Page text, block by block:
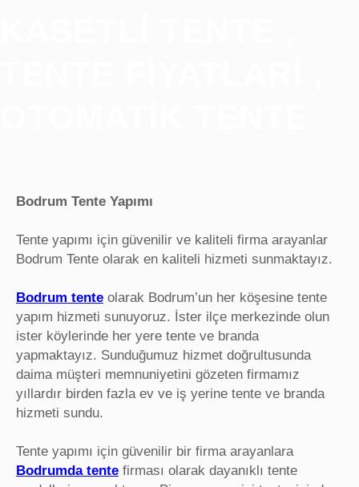
Bodrum Tente Yapımı
Tente yapımı için güvenilir ve kaliteli firma arayanlar
Bodrum Tente olarak en kaliteli hizmeti sunmaktayız.
Bodrum tente olarak Bodrum’un her köşesine tente
yapım hizmeti sunuyoruz. İster ilçe merkezinde olun
ister köylerinde her yere tente ve branda
yapmaktayız. Sunduğumuz hizmet doğrultusunda
daima müşteri memnuniyetini gözeten firmamız
yıllardır birden fazla ev ve iş yerine tente ve branda
hizmeti sundu.
Tente yapımı için güvenilir bir firma arayanlara
Bodrumda tente firması olarak dayanıklı tente